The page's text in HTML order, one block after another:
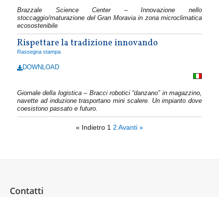
Brazzale Science Center – Innovazione nello
stoccaggio/maturazione del Gran Moravia in zona microclimatica
ecosostenibile
Rispettare la tradizione innovando
Rassegna stampa
DOWNLOAD
Giornale della logistica – Bracci robotici “danzano” in magazzino,
navette ad induzione trasportano mini scalere. Un impianto dove
coesistono passato e futuro.
« Indietro 1 2 Avanti »
Contatti